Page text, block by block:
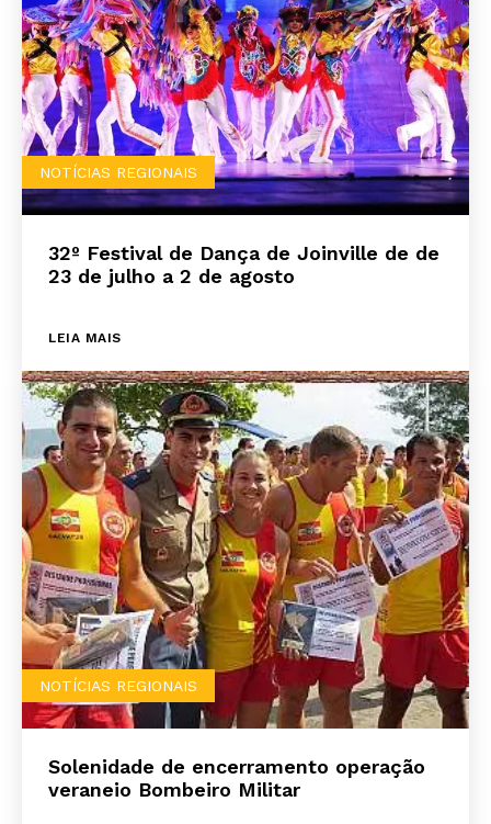
NOTÍCIAS REGIONAIS
32º Festival de Dança de Joinville de de
23 de julho a 2 de agosto
LEIA MAIS
NOTÍCIAS REGIONAIS
Solenidade de encerramento operação
veraneio Bombeiro Militar